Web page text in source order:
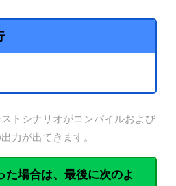
トシナリオがコンパイルおよび
力が出てきます。
た場合は、最後に次のよ